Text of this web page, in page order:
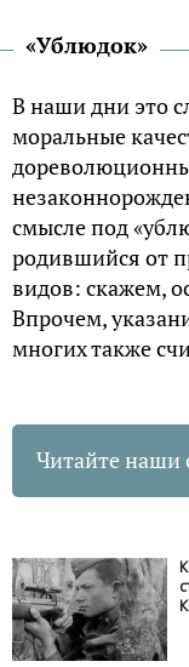
«Ублюдок»
В наши дни это
моральные
смысле под
родившийся от
видов: скажем,
Впрочем,
многих также
Читайте наши